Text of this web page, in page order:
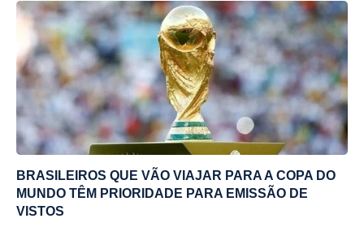
BRASILEIROS QUE VÃO VIAJAR PARA A COPA DO
MUNDO TÊM PRIORIDADE PARA EMISSÃO DE
VISTOS